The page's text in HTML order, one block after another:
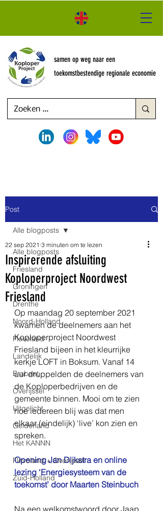
samen op weg naar een
toekomstbestendige regionale economie
Post
Alle blogposts
Friesland
Groningen
Drenthe
Noord-Holland
Flevoland
Landelijk
Brabant
Overijssel
Uitgelicht
Gelderland
Het KANNN
Flevoland + Overijssel
Zuid-Holland
Alle blogposts
Inspirerende afsluiting
Koploperproject Noordwest
Friesland
22 sep 2021 3 minuten om te lezen
Op maandag 20 september 2021
kwamen de deelnemers aan het
Koploperproject Noordwest
Friesland bijeen in het kleurrijke
kerkje LOFT in Boksum. Vanaf 14
uur druppelden de deelnemers van
de Koploperbedrijven en de
gemeente binnen. Mooi om te zien
hoe iedereen blij was dat men
elkaar (eindelijk) ‘live’ kon zien en
spreken.
Opening Jan Dijkstra en online
lezing ‘Energiesysteem van de
toekomst’ door Maarten Steinbuch
Na een welkomstwoord door Jaap